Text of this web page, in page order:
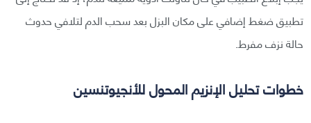
تطبيق ضغط إضافي على مكان البزل بعد سحب الدم لتلافي حدوث
حالة نزف مفرط.
خطوات تحليل الإنزيم المحول للأنجيوتنسين